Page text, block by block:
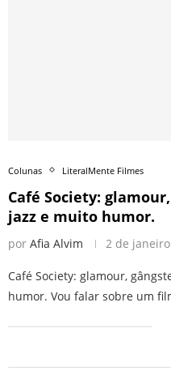
Colunas LiteralMente Filmes
Café Society:
jazz e muito humor.
por Afia Alvim 2 de
Café Society: glamour,
humor. Vou falar sobre um